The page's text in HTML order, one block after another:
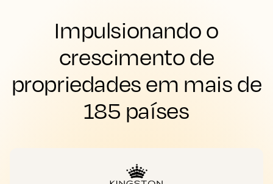
Impulsionando o
crescimento de
propriedades em mais de
185 países